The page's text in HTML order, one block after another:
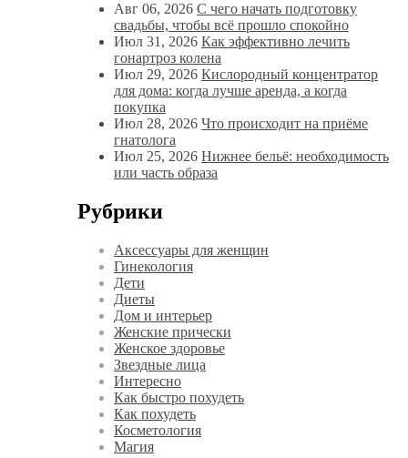
Авг 06, 2026 С чего начать подготовку
свадьбы, чтобы всё прошло спокойно
Июл 31, 2026 Как эффективно лечить
гонартроз колена
Июл 29, 2026 Кислородный концентратор
для дома: когда лучше аренда, а когда
покупка
Июл 28, 2026 Что происходит на приёме
гнатолога
Июл 25, 2026 Нижнее бельё: необходимость
или часть образа
Рубрики
Аксессуары для женщин
Гинекология
Дети
Диеты
Дом и интерьер
Женские прически
Женское здоровье
Звездные лица
Интересно
Как быстро похудеть
Как похудеть
Косметология
Магия